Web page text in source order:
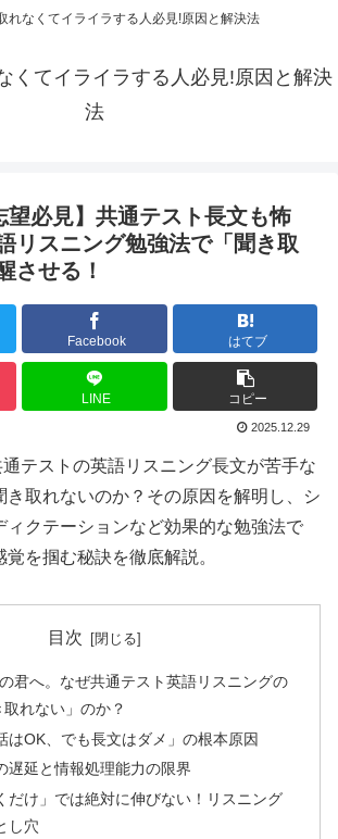
れなくてイライラする人必見!原因と解決法
くてイライラする人必見!原因と解決
法
望必見】共通テスト長文も怖
リスニング勉強法で「聞き取
させる！
Facebook はてブ
LINE コピー
2025.12.29
テストの英語リスニング長文が苦手な
き取れないのか？その原因を解明し、シ
ィクテーションなど効果的な勉強法で
覚を掴む秘訣を徹底解説。
目次
君へ。なぜ共通テスト英語リスニングの
れない」のか？
はOK、でも長文はダメ」の根本原因
遅延と情報処理能力の限界
だけ」では絶対に伸びない！リスニング
し穴